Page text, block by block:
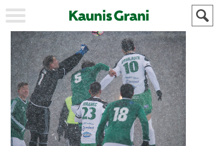
KAUPUNKI
STADEN
AJANKOHTAISTA
AKTUELLT
URHEILU
IDROTT
KULTTUURI
KULTUR
HISTORIA
HISTORIA
YLEINEN
ALLMÄN
FÖR